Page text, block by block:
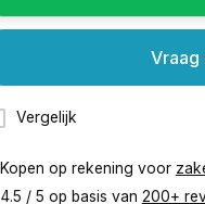
Vergelijk
Vraag
Kopen op rekening voor
4.5 / 5 op basis van 200+